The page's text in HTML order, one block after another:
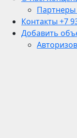
Партнеры
Контакты +7
Добавить